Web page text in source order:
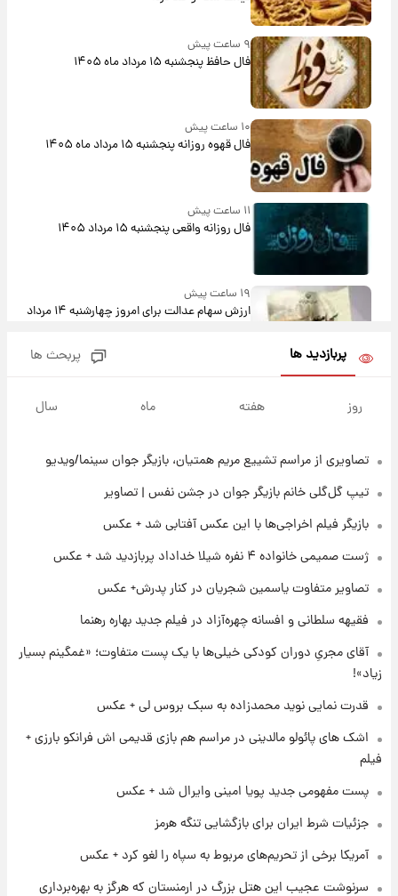
۹ ساعت پیش
فال حافظ پنجشنبه ۱۵ مرداد ماه ۱۴۰۵
۱۰ ساعت پیش
فال قهوه روزانه پنجشنبه ۱۵ مرداد ماه ۱۴۰۵
۱۱ ساعت پیش
فال روزانه واقعی پنجشنبه ۱۵ مرداد ۱۴۰۵
۱۹ ساعت پیش
ارزش سهام عدالت برای امروز چهارشنبه ۱۴ مرداد
نام خودرو، مبلغ پیش پرداخت و زمان تحویل |
۱ روز پیش
کار استقلال و رامین رضاییان رسما تمام شد +
عکس / خداحافظی صمیمانه آبی ها با رامین!
۱ روز پیش
آتش اختلاف در اینستاگرام؛ تمجید از حردانی به
مذاق رضاییان خوش نیامد+عکس
۱ روز پیش
پروین اعتصامی در دوران نوجوانی؛ اواخر دهه
۱۲۹۰ شمسی
۱ روز پیش
هسته‌ای در آسمان ظاهر شد
پربازدید ها پربحث ها
روز هفته ماه سال
تصاویری از مراسم تشییع مریم همتیان، بازیگر جوان سینما/ویدیو
تیپ گل‌گلی خانم بازیگر جوان در جشن نفس | تصاویر
بازیگر فیلم اخراجی‌ها با این عکس آفتابی شد + عکس
ژست صمیمی خانواده ۴ نفره شیلا خداداد پربازدید شد + عکس
تصاویر متفاوت یاسمین شجریان در کنار پدرش+ عکس
فقیهه سلطانی و افسانه چهره‌آزاد در فیلم جدید بهاره رهنما
آقای مجریِ دوران کودکی خیلی‌ها با یک پست متفاوت؛ «غمگینم بسیار
زیاد»!
قدرت نمایی نوید محمدزاده به سبک بروس لی + عکس
اشک های پائولو مالدینی در مراسم هم بازی قدیمی اش فرانکو بارزی +
فیلم
پست مفهومی جدید پویا امینی وایرال شد + عکس
جزئیات شرط ایران برای بازگشایی تنگه هرمز
آمریکا برخی از تحریم‌های مربوط به سپاه را لغو کرد + عکس
سرنوشت عجیب این هتل بزرگ در ارمنستان که هرگز به بهره‌برداری